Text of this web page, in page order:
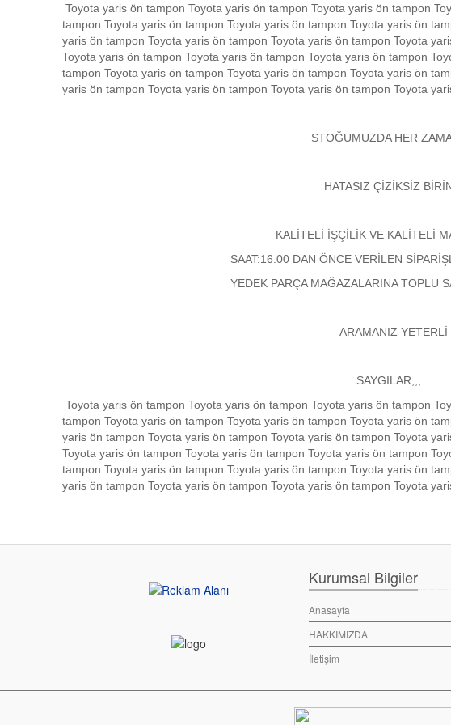
Toyota yaris ön tampon Toyota yaris ön tampon Toyota yaris ön tampon
tampon Toyota yaris ön tampon Toyota yaris ön tampon Toyota yaris ön
yaris ön tampon Toyota yaris ön tampon Toyota yaris ön tampon Toyota
Toyota yaris ön tampon Toyota yaris ön tampon Toyota yaris ön tampon
tampon Toyota yaris ön tampon Toyota yaris ön tampon Toyota yaris ön
yaris ön tampon Toyota yaris ön tampon Toyota yaris ön tampon Toyota
STOĞUMUZDA HER ZAMAN
HATASIZ ÇİZİKSİZ BİRİNCİ
KALİTELİ İŞÇİLİK VE KALİTELİ
SAAT:16.00 DAN ÖNCE VERİLEN SİPARİŞLER
YEDEK PARÇA MAĞAZALARINA TOPLU
ARAMANIZ YETERLİ
SAYGILAR,,,
Toyota yaris ön tampon Toyota yaris ön tampon Toyota yaris ön tampon
tampon Toyota yaris ön tampon Toyota yaris ön tampon Toyota yaris ön
yaris ön tampon Toyota yaris ön tampon Toyota yaris ön tampon Toyota
Toyota yaris ön tampon Toyota yaris ön tampon Toyota yaris ön tampon
tampon Toyota yaris ön tampon Toyota yaris ön tampon Toyota yaris ön
yaris ön tampon Toyota yaris ön tampon Toyota yaris ön tampon Toyota
Kurumsal Bilgiler
Anasayfa
HAKKIMIZDA
İletişim